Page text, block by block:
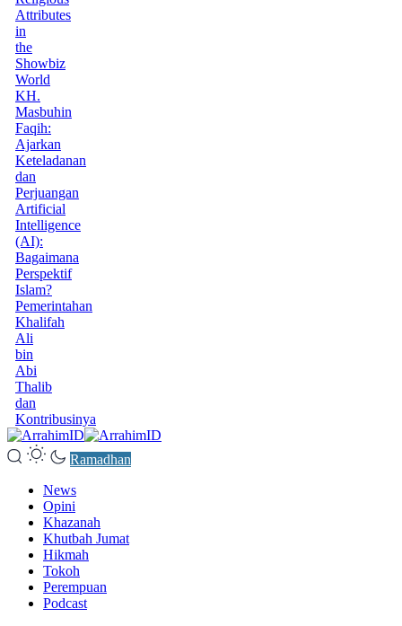
Attributes
in
the
Showbiz
World
KH.
Masbuhin
Faqih:
Ajarkan
Keteladanan
dan
Perjuangan
Artificial
Intelligence
(AI):
Bagaimana
Perspektif
Islam?
Pemerintahan
Khalifah
Ali
bin
Abi
Thalib
dan
Kontribusinya
Ramadhan
News
Opini
Khazanah
Khutbah Jumat
Hikmah
Tokoh
Perempuan
Podcast